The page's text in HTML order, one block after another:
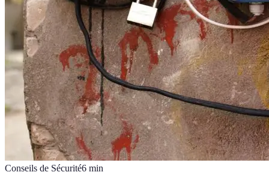
Conseils de Sécurité6 min